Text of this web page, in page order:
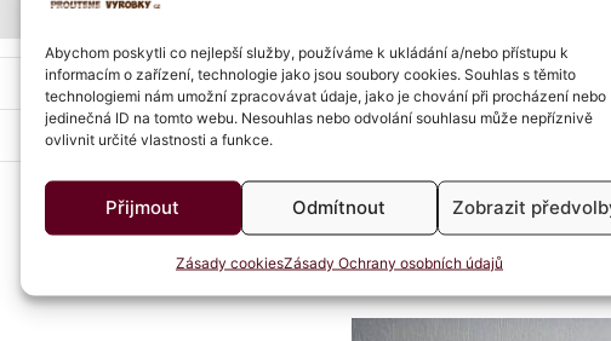
Abychom poskytli co nejlepší služby, používáme k ukládání a/nebo přístupu k
informacím o zařízení, technologie jako jsou soubory cookies. Souhlas s těmito
technologiemi nám umožní zpracovávat údaje, jako je chování při procházení nebo
jedinečná ID na tomto webu. Nesouhlas nebo odvolání souhlasu může nepříznivě
ovlivnit určité vlastnosti a funkce.
Přijmout Odmítnout Zobrazit
Zásady cookiesZásady Ochrany osobních údajů